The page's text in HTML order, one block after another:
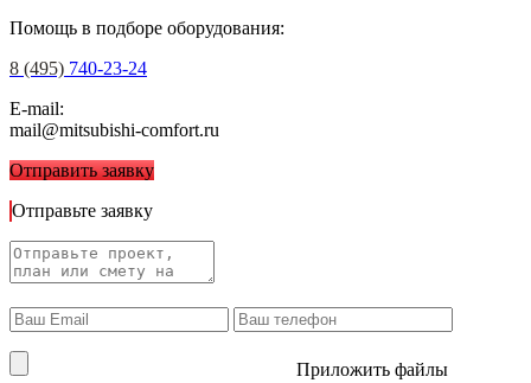
Помощь в подборе оборудования:
8 (495) 740-23-24
E-mail:
mail@mitsubishi-comfort.ru
Отправить заявку
Отправьте заявку
Приложить файлы